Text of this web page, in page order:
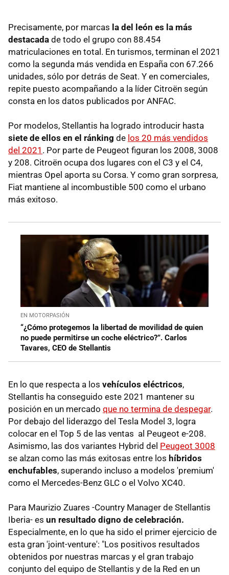
Precisamente, por marcas la del león es la más
destacada de todo el grupo con 88.454
matriculaciones en total. En turismos, terminan el 2021
como la segunda más vendida en España con 67.266
unidades, sólo por detrás de Seat. Y en comerciales,
repite puesto acompañando a la líder Citroën según
consta en los datos publicados por ANFAC.
Por modelos, Stellantis ha logrado introducir hasta
siete de ellos en el ránking de los 20 más vendidos
del 2021 . Por parte de Peugeot figuran los 2008, 3008
y 208. Citroën ocupa dos lugares con el C3 y el C4,
mientras Opel aporta su Corsa. Y como gran sorpresa,
Fiat mantiene al incombustible 500 como el urbano
más exitoso.
EN MOTORPASIÓN
“¿Cómo protegemos la libertad de movilidad de quien
no puede permitirse un coche eléctrico?”. Carlos
Tavares, CEO de Stellantis
En lo que respecta a los vehículos eléctricos,
Stellantis ha conseguido este 2021 mantener su
posición en un mercado que no termina de despegar.
Por debajo del liderazgo del Tesla Model 3, logra
colocar en el Top 5 de las ventas al Peugeot e-208.
Asimismo, las dos variantes Hybrid del Peugeot 3008
se alzan como las más exitosas entre los híbridos
enchufables, superando incluso a modelos 'premium'
como el Mercedes-Benz GLC o el Volvo XC40.
Para Maurizio Zuares -Country Manager de Stellantis
Iberia- es un resultado digno de celebración.
Especialmente, en lo que ha sido el primer ejercicio de
esta gran 'joint-venture': "Los positivos resultados
obtenidos por nuestras marcas y el gran trabajo
conjunto del equipo de Stellantis y de la Red en un